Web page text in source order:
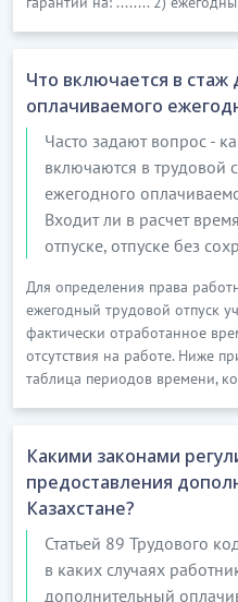
Что включается в стаж
оплачиваемого
Часто задают вопрос -
включаются в трудовой
ежегодного
Входит ли в расчет
отпуске, отпуске без
Для определения права
ежегодный трудовой отпуск
фактически отработанное
отсутствия на работе. Ниже
таблица периодов времени,
Какими законами
предоставления
Казахстане?
Статьей 89 Трудового
в каких случаях
дополнительный